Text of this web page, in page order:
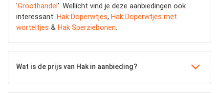
'Groothandel'. Wellicht vind je deze aanbiedingen ook
interessant: Hak Doperwtjes, Hak Doperwtjes met
worteltjes & Hak Sperziebonen
Wat is de prijs van Hak in aanbieding?